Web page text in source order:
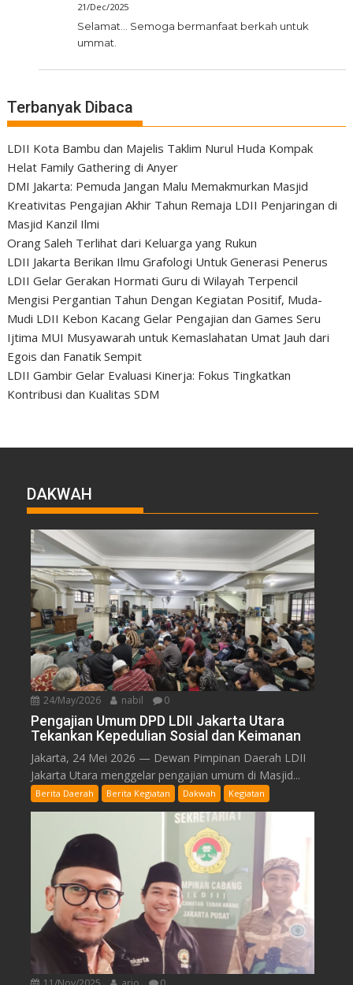
21/Dec/2025
Selamat... Semoga bermanfaat berkah untuk
ummat.
Terbanyak Dibaca
LDII Kota Bambu dan Majelis Taklim Nurul Huda Kompak
Helat Family Gathering di Anyer
DMI Jakarta: Pemuda Jangan Malu Memakmurkan Masjid
Kreativitas Pengajian Akhir Tahun Remaja LDII Penjaringan di
Masjid Kanzil Ilmi
Orang Saleh Terlihat dari Keluarga yang Rukun
LDII Jakarta Berikan Ilmu Grafologi Untuk Generasi Penerus
LDII Gelar Gerakan Hormati Guru di Wilayah Terpencil
Mengisi Pergantian Tahun Dengan Kegiatan Positif, Muda-
Mudi LDII Kebon Kacang Gelar Pengajian dan Games Seru
Ijtima MUI Musyawarah untuk Kemaslahatan Umat Jauh dari
Egois dan Fanatik Sempit
LDII Gambir Gelar Evaluasi Kinerja: Fokus Tingkatkan
Kontribusi dan Kualitas SDM
DAKWAH
24/May/2026 nabil 0
Pengajian Umum DPD LDII Jakarta Utara
Tekankan Kepedulian Sosial dan Keimanan
Jakarta, 24 Mei 2026 — Dewan Pimpinan Daerah LDII
Jakarta Utara menggelar pengajian umum di Masjid...
Berita Daerah Berita Kegiatan Dakwah Kegiatan